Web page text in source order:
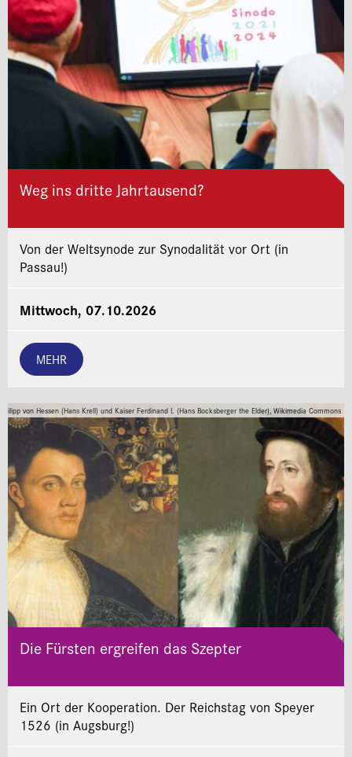
Weg ins dritte Jahrtausend?
Von der Weltsynode zur Synodalität vor Ort (in
Passau!)
Mittwoch, 07.10.2026
MEHR
Philipp von Hessen (Hans Krell) und Kaiser Ferdinand I. (Hans Bocksberger the Elder), Wikimedia Commons
Die Fürsten ergreifen das Szepter
Ein Ort der Kooperation. Der Reichstag von Speyer
1526 (in Augsburg!)